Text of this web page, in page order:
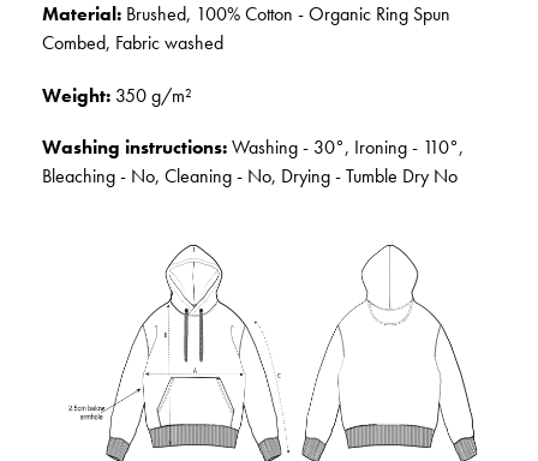
Material: Brushed, 100% Cotton - Organic Ring Spun
Combed, Fabric washed
Weight: 350 g/m²
Washing instructions:Washing - 30°, Ironing - 110°,
Bleaching - No, Cleaning - No, Drying - Tumble Dry No